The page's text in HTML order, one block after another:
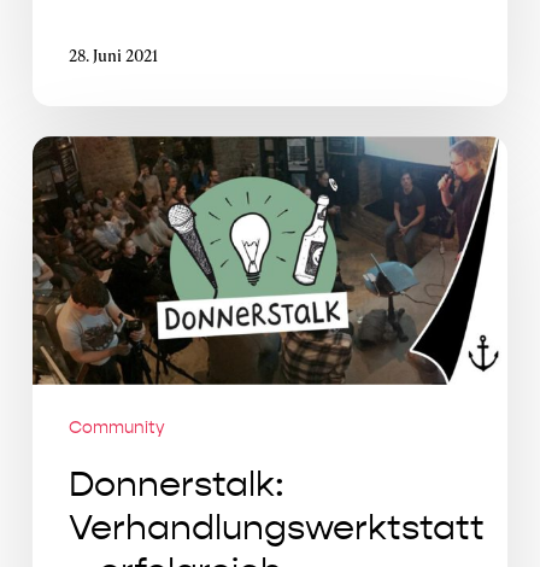
28. Juni 2021
Donnerstalk:
Verhandlungswerktstatt
–
erfolgreich
verhandeln:
Im
Job,
mit
dem
sonstwo
Community
Donnerstalk:
Verhandlungswerktstatt